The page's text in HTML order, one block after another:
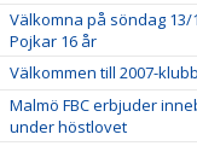
Välkomna på söndag
Pojkar 16 år
Välkommen till 2007-
Malmö FBC erbjuder
under höstlovet